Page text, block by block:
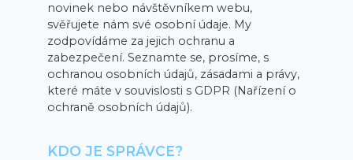
novinek nebo návštěvníkem webu,
svěřujete nám své osobní údaje. My
zodpovídáme za jejich ochranu a
zabezpečení. Seznamte se, prosíme, s
ochranou osobních údajů, zásadami a právy,
které máte v souvislosti s GDPR (Nařízení o
ochraně osobních údajů).
KDO JE SPRÁVCE?